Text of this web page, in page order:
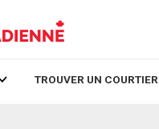
TROUVER UN COURTIER